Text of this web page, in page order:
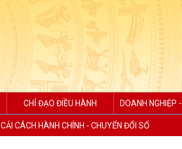
CHỈ ĐẠO ĐIỀU HÀNH DOANH NGHIỆP
CẢI CÁCH HÀNH CHÍNH - CHUYỂN ĐỔI SỐ